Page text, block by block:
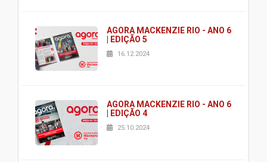
AGORA MACKENZIE RIO - ANO 6
| EDIÇÃO 5
16.12.2024
AGORA MACKENZIE RIO - ANO 6
| EDIÇÃO 4
25.10.2024